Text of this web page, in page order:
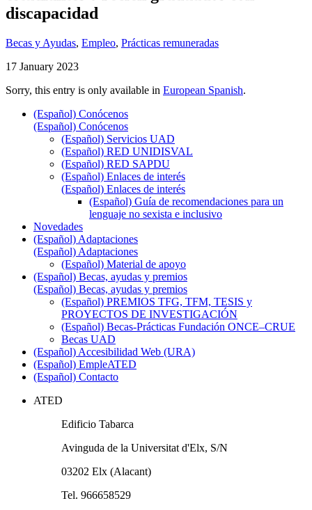
discapacidad
Becas y Ayudas, Empleo, Prácticas remuneradas
17 January 2023
Sorry, this entry is only available in European Spanish.
(Español) Conócenos
(Español) Conócenos
(Español) Servicios UAD
(Español) RED UNIDISVAL
(Español) RED SAPDU
(Español) Enlaces de interés
(Español) Enlaces de interés
(Español) Guía de recomendaciones para un
lenguaje no sexista e inclusivo
Novedades
(Español) Adaptaciones
(Español) Adaptaciones
(Español) Material de apoyo
(Español) Becas, ayudas y premios
(Español) Becas, ayudas y premios
(Español) PREMIOS TFG, TFM, TESIS y
PROYECTOS DE INVESTIGACIÓN
(Español) Becas-Prácticas Fundación ONCE–CRUE
Becas UAD
(Español) Accesibilidad Web (URA)
(Español) EmpleATED
(Español) Contacto
ATED
Edificio Tabarca
Avinguda de la Universitat d'Elx, S/N
03202 Elx (Alacant)
Tel. 966658529